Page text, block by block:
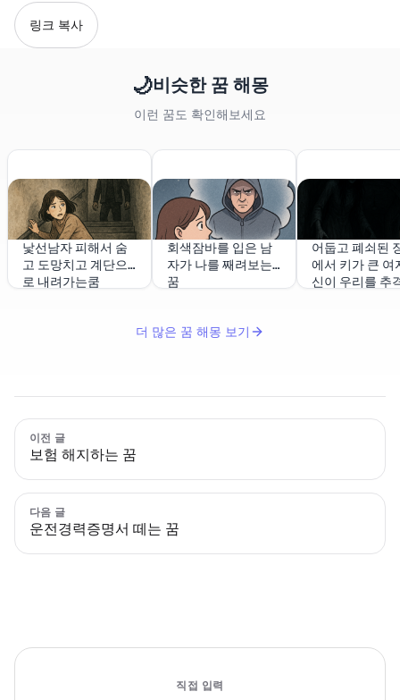
링크 복사
🌙비슷한 꿈 해몽
이런 꿈도 확인해보세요
낯선남자 피해서 숨
고 도망치고 계단으
로 내려가는쿰
회색잠바를 입은 남
자가 나를 째려보는
꿈
어둡고 폐쇠된
에서 키가 큰 여
신이 우리를 추
더 많은 꿈 해몽 보기
이전 글
보험 해지하는 꿈
다음 글
운전경력증명서 떼는 꿈
직접 입력